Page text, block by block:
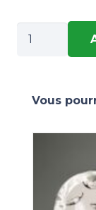
quantité
séchées
Vous